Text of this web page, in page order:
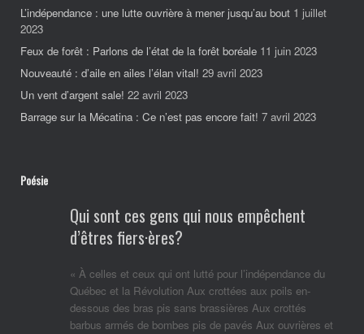
L’indépendance : une lutte ouvrière à mener jusqu’au bout 1 juillet
2023
Feux de forêt : Parlons de l’état de la forêt boréale 11 juin 2023
Nouveauté : d’aile en ailes l’élan vital! 29 avril 2023
Un vent d’argent sale! 22 avril 2023
Barrage sur la Mécatina : Ce n’est pas encore fait! 7 avril 2023
Poésie
Qui sont ces gens qui nous empêchent
d’êtres fiers·ères?
« À celles et ceux qui ont lutté pour l’indépendance du
Québec et la Révolution Aux crottées aux poils en-
dessous des bras pis sans brassières Aux crottés
barbus armés de bombes pis de pavés Aux ouvrières et